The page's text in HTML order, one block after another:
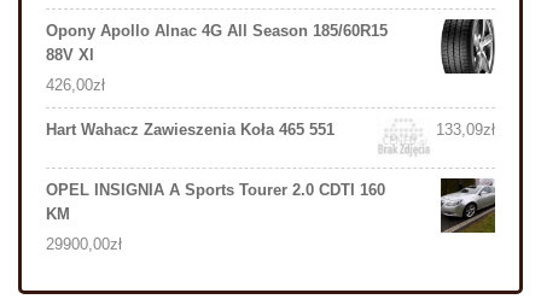
Opony Apollo Alnac 4G All Season 185/60R15
88V Xl
426,00zł
Hart Wahacz Zawieszenia Koła 465 551 133,09zł
OPEL INSIGNIA A Sports Tourer 2.0 CDTI 160
KM
29900,00zł